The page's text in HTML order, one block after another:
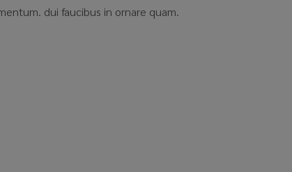
dui faucibus in ornare quam.